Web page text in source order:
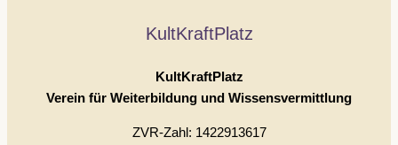
KultKraftPlatz
KultKraftPlatz
Verein für Weiterbildung und Wissensvermittlung
ZVR-Zahl: 1422913617